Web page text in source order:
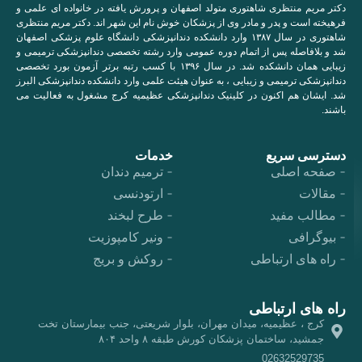
دکتر مریم منتظری شاهتوری متولد اصفهان و پرورش یافته در خانواده ای علمی و
فرهیخته است و پدر و مادر وی از پزشکان خوش نام این شهر اند. دکتر مریم منتظری
شاهتوری در سال ۱۳۸۷ وارد دانشکده دندانپزشکی دانشگاه علوم پزشکی اصفهان
شد و بلافاصله پس از اتمام دوره عمومی وارد رشته تخصصی دندانپزشکی ترمیمی و
زیبایی همان دانشکده شد. در سال ۱۳۹۶ با کسب رتبه برتر آزمون بورد تخصصی
دندانپزشکی ترمیمی و زیبایی ، به عنوان هیئت علمی وارد دانشکده دندانپزشکی البرز
شد. ایشان هم اکنون در کلینیک دندانپزشکی عظیمیه کرج مشغول به فعالیت می
باشند.
دسترسی سریع
صفحه اصلی
مقالات
مطالب مفید
بیوگرافی
راه های ارتباطی
خدمات
ترمیم دندان
ارتودنسی
طرح لبخند
ونیر کامپوزیت
روکش و بریج
راه های ارتباطی
کرج ، عظیمیه، میدان مهران، بلوار شریعتی، جنب بیمارستان تخت
جمشید، ساختمان پزشکان کورش طبقه ۸ واحد ۸۰۴
02632529735